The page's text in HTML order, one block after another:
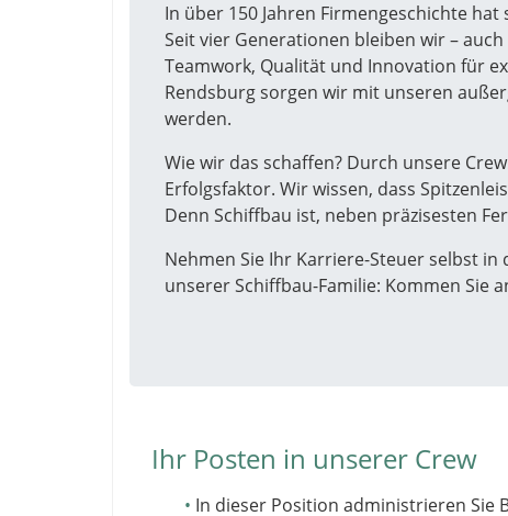
In über 150 Jahren Firmengeschichte
Seit vier Generationen bleiben wir –
Teamwork, Qualität und Innovation für
Rendsburg sorgen wir mit unseren
werden.
Wie wir das schaffen? Durch unsere
Erfolgsfaktor. Wir wissen, dass
Denn Schiffbau ist, neben präzisesten
Nehmen Sie Ihr Karriere-Steuer selbst
unserer Schiffbau-Familie: Kommen Sie
Ihr Posten in unserer Crew
In dieser Position administrieren Sie